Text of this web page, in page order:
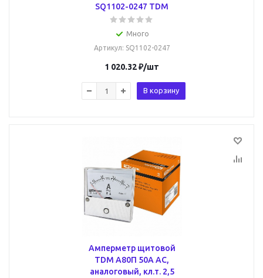
SQ1102-0247 TDM
Много
Артикул: SQ1102-0247
1 020.32₽/шт
В корзину
Амперметр щитовой
TDM А80П 50А AC,
аналоговый, кл.т. 2,5